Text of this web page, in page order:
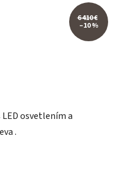
LED osvetlením a
.
6 410 €
–10 %